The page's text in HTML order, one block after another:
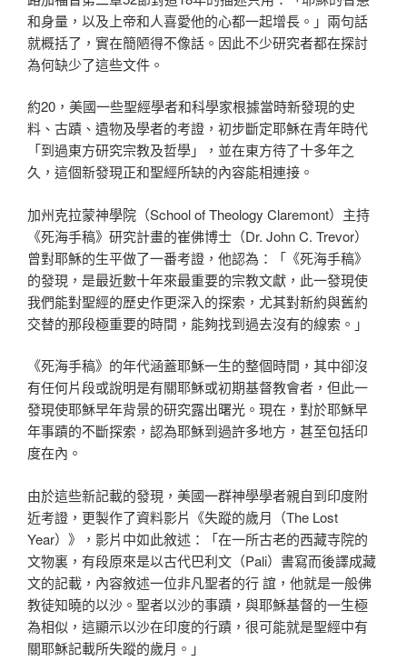
和身量，以及上帝和人喜愛他的心都一起增長。」兩句話
就概括了，實在簡陋得不像話。因此不少研究者都在探討
為何缺少了這些文件。
約20，美國一些聖經學者和科學家根據當時新發現的史
料、古蹟、遺物及學者的考證，初步斷定耶穌在青年時代
「到過東方研究宗教及哲學」，並在東方待了十多年之
久，這個新發現正和聖經所缺的內容能相連接。
加州克拉蒙神學院（School of Theology Claremont）主持
《死海手稿》研究計畫的崔佛博士（Dr. John C. Trevor）
曾對耶穌的生平做了一番考證，他認為：「《死海手稿》
的發現，是最近數十年來最重要的宗教文獻，此一發現使
我們能對聖經的歷史作更深入的探索，尤其對新約與舊約
交替的那段極重要的時間，能夠找到過去沒有的線索。」
《死海手稿》的年代涵蓋耶穌一生的整個時間，其中卻沒
有任何片段或說明是有關耶穌或初期基督教會者，但此一
發現使耶穌早年背景的研究露出曙光。現在，對於耶穌早
年事蹟的不斷探索，認為耶穌到過許多地方，甚至包括印
度在內。
由於這些新記載的發現，美國一群神學學者親自到印度附
近考證，更製作了資料影片《失蹤的歲月（The Lost
Year）》，影片中如此敘述：「在一所古老的西藏寺院的
文物裏，有段原來是以古代巴利文（Pali）書寫而後譯成藏
文的記載，內容敘述一位非凡聖者的行 誼，他就是一般佛
教徒知曉的以沙。聖者以沙的事蹟，與耶穌基督的一生極
為相似，這顯示以沙在印度的行蹟，很可能就是聖經中有
關耶穌記載所失蹤的歲月。」